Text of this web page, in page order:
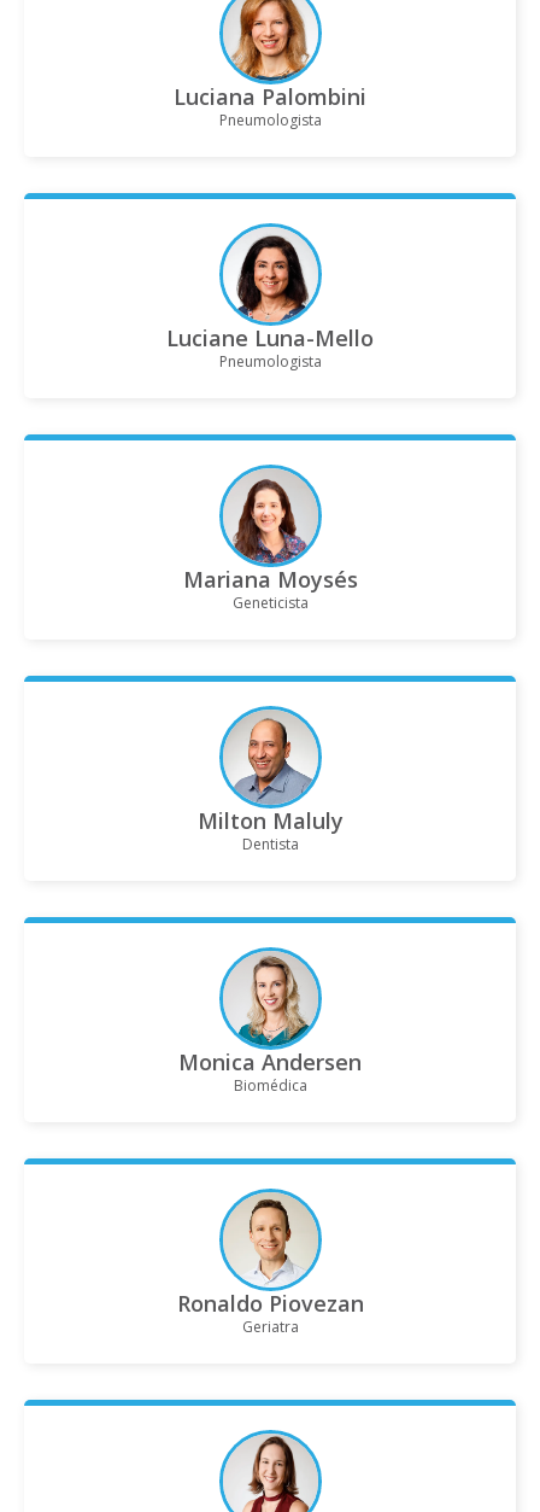
Luciana Palombini
Pneumologista
Luciane Luna-Mello
Pneumologista
Mariana Moysés
Geneticista
Milton Maluly
Dentista
Monica Andersen
Biomédica
Ronaldo Piovezan
Geriatra